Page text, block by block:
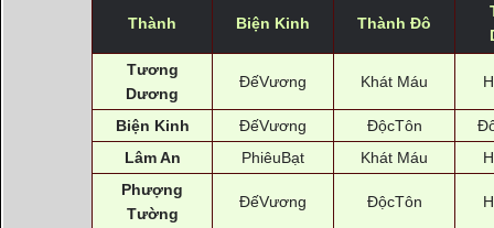
Thành Biện Kinh Thành Đô
Tương
Dương
ĐếVương Khát Máu
Biện Kinh ĐếVương ĐộcTôn
Lâm An
PhiêuBạt Khát Máu
Phượng
Tường
ĐếVương ĐộcTôn